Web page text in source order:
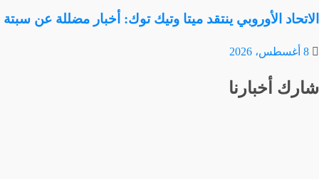
الاتحاد الأوروبي ينتقد ميتا وتيك توك: أخبار مضللة عن سبتة
8 أغسطس، 2026
شارك أخبارنا